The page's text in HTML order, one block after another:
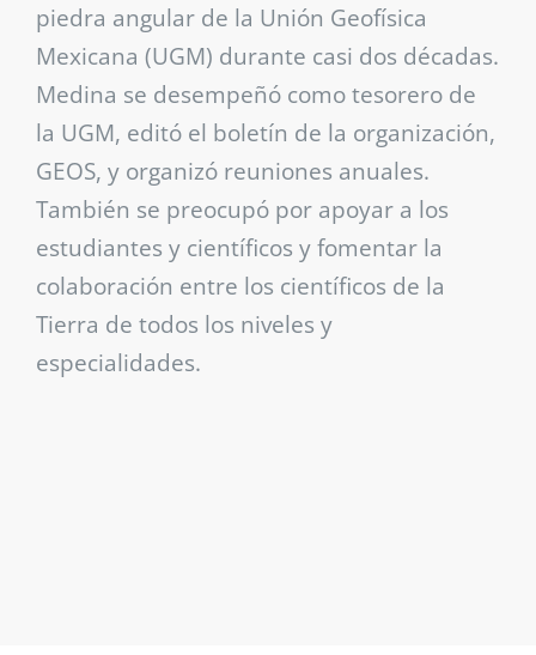
piedra angular de la Unión Geofísica
Mexicana (UGM) durante casi dos décadas.
Medina se desempeñó como tesorero de
la UGM, editó el boletín de la organización,
GEOS, y organizó reuniones anuales.
También se preocupó por apoyar a los
estudiantes y científicos y fomentar la
colaboración entre los científicos de la
Tierra de todos los niveles y
especialidades.